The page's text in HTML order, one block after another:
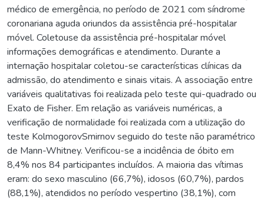
médico de emergência, no período de 2021 com síndrome
coronariana aguda oriundos da assistência pré-hospitalar
móvel. Coletouse da assistência pré-hospitalar móvel
informações demográficas e atendimento. Durante a
internação hospitalar coletou-se características clínicas da
admissão, do atendimento e sinais vitais. A associação entre
variáveis qualitativas foi realizada pelo teste qui-quadrado ou
Exato de Fisher. Em relação as variáveis numéricas, a
verificação de normalidade foi realizada com a utilização do
teste KolmogorovSmirnov seguido do teste não paramétrico
de Mann-Whitney. Verificou-se a incidência de óbito em
8,4% nos 84 participantes incluídos. A maioria das vítimas
eram: do sexo masculino (66,7%), idosos (60,7%), pardos
(88,1%), atendidos no período vespertino (38,1%), com